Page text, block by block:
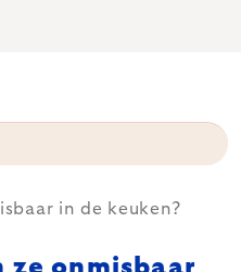
in de keuken?